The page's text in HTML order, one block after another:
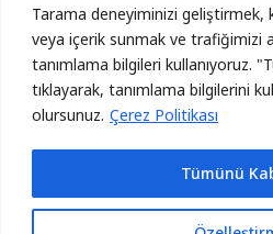
Tarama deneyiminizi geliştirmek,
veya içerik sunmak ve trafiğimizi
tanımlama bilgileri kullanıyoruz.
tıklayarak, tanımlama bilgilerini
olursunuz. Çerez Politikası
Tümünü
Sosyal Medya
Instagram Facebook
LinkedIn YouTube
Bu site, kullanıcı deneyimini
kullanmaktadır. Devam ederek